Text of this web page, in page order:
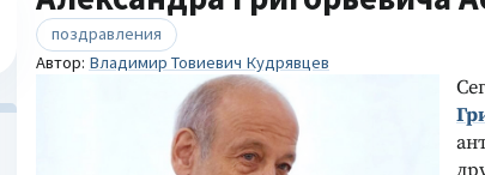
поздравления
Автор: Владимир Товиевич Кудрявцев